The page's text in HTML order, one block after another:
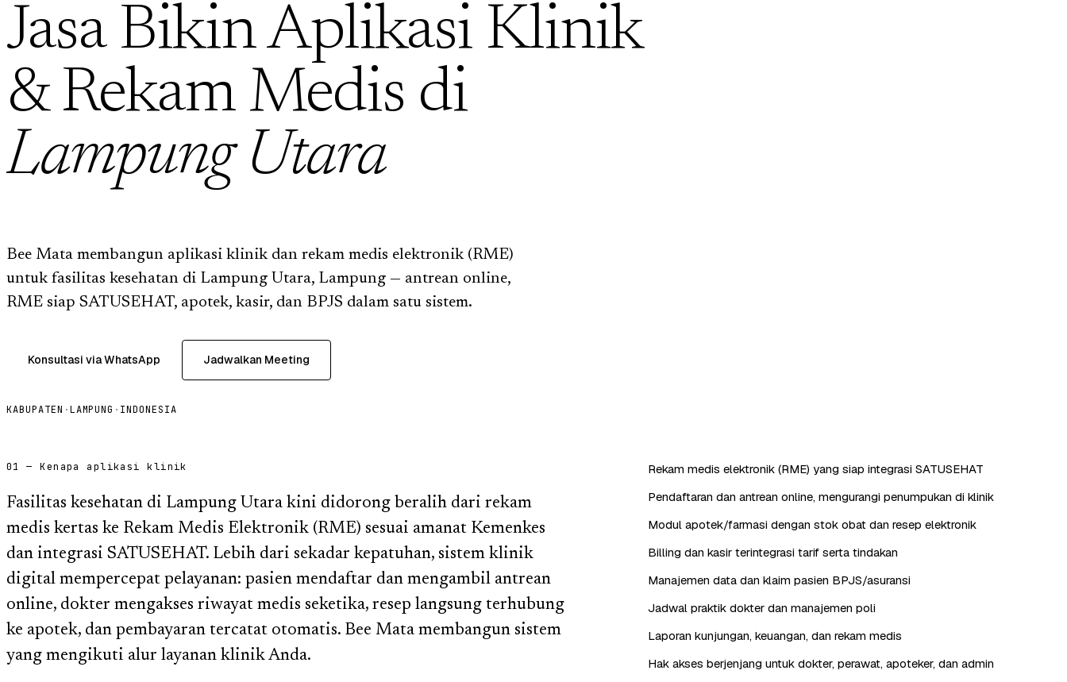
Jasa Bikin Aplikasi Klinik
& Rekam Medis di
Lampung Utara
Bee Mata membangun aplikasi klinik dan rekam medis elektronik (RME)
untuk fasilitas kesehatan di Lampung Utara, Lampung — antrean online,
RME siap SATUSEHAT, apotek, kasir, dan BPJS dalam satu sistem.
Konsultasi via WhatsApp Jadwalkan Meeting
KABUPATEN ·LAMPUNG · INDONESIA
01 — Kenapa aplikasi klinik
Fasilitas kesehatan di Lampung Utara kini didorong beralih dari rekam
medis kertas ke Rekam Medis Elektronik (RME) sesuai amanat Kemenkes
dan integrasi SATUSEHAT. Lebih dari sekadar kepatuhan, sistem klinik
digital mempercepat pelayanan: pasien mendaftar dan mengambil antrean
online, dokter mengakses riwayat medis seketika, resep langsung terhubung
ke apotek, dan pembayaran tercatat otomatis. Bee Mata membangun sistem
yang mengikuti alur layanan klinik Anda.
Rekam medis elektronik (RME) yang siap integrasi SATUSEHAT
Pendaftaran dan antrean online, mengurangi penumpukan di klinik
Modul apotek/farmasi dengan stok obat dan resep elektronik
Billing dan kasir terintegrasi tarif serta tindakan
Manajemen data dan klaim pasien BPJS/asuransi
Jadwal praktik dokter dan manajemen poli
Laporan kunjungan, keuangan, dan rekam medis
Hak akses berjenjang untuk dokter, perawat, apoteker, dan admin